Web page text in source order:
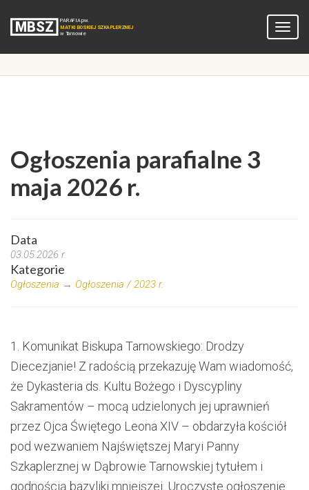
Ogłoszenia parafialne 3
maja 2026 r.
Data
03.05.2026 r.
Kategorie
Ogłoszenia → Ogłoszenia / 2023 r.
1. Komunikat Biskupa Tarnowskiego: Drodzy
Diecezjanie! Z radością przekazuję Wam wiadomość,
że Dykasteria ds. Kultu Bożego i Dyscypliny
Sakramentów – mocą udzielonych jej uprawnień
przez Ojca Świętego Leona XIV – obdarzyła kościół
pod wezwaniem Najświętszej Maryi Panny
Szkaplerznej w Dąbrowie Tarnowskiej tytułem i
godnością bazyliki mniejszej. Uroczyste ogłoszenie